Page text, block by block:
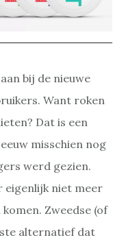
bij de nieuwe
Want roken
Dat is een
misschien nog
werd gezien.
eigenlijk niet meer
Zweedse (of
alternatief dat